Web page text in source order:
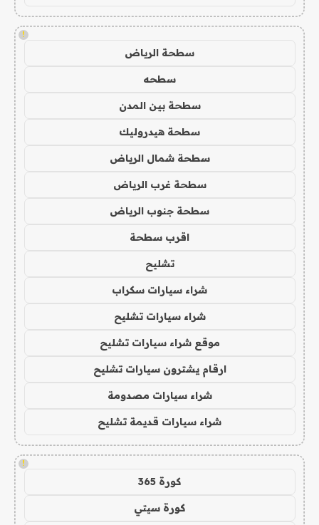
!
سطحة الرياض
سطحه
سطحة بين المدن
سطحة هيدروليك
سطحة شمال الرياض
سطحة غرب الرياض
سطحة جنوب الرياض
اقرب سطحة
تشليح
شراء سيارات سكراب
شراء سيارات تشليح
موقع شراء سيارات تشليح
ارقام يشترون سيارات تشليح
شراء سيارات مصدومة
شراء سيارات قديمة تشليح
!
كورة 365
كورة سيتي